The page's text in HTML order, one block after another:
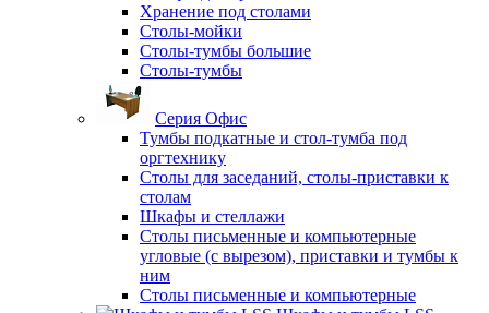
Хранение под столами
Столы-мойки
Столы-тумбы большие
Столы-тумбы
Серия Офис
Тумбы подкатные и стол-тумба под
оргтехнику
Столы для заседаний, столы-приставки к
столам
Шкафы и стеллажи
Столы письменные и компьютерные
угловые (с вырезом), приставки и тумбы к
ним
Столы письменные и компьютерные